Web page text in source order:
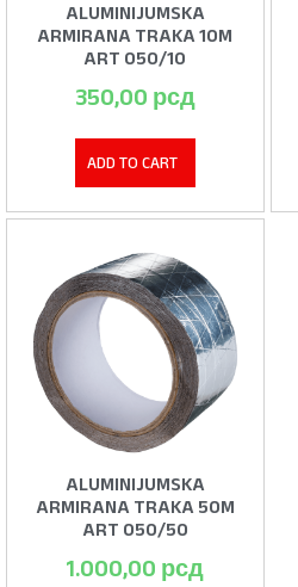
ALUMINIJUMSKA
ARMIRANA TRAKA 10M
ART 050/10
350,00 рсд
ADD TO CART
ALUMINIJUMSKA
ARMIRANA TRAKA 50M
ART 050/50
1.000,00 рсд